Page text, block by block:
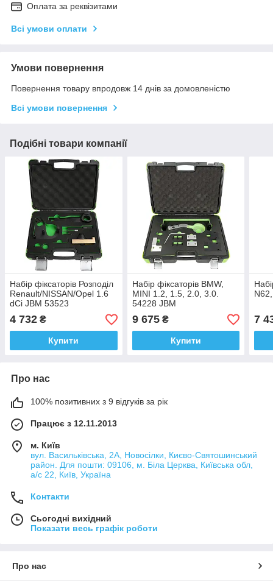
Оплата за реквізитами
Всі умови оплати
Умови повернення
Повернення товару впродовж 14 днів за домовленістю
Всі умови повернення
Подібні товари компанії
Набір фіксаторів Розподіл
Renault/NISSAN/Opel 1.6
dCi JBM 53523
4 732 ₴
Купити
Набір фіксаторів BMW,
MINI 1.2, 1.5, 2.0, 3.0.
54228 JBM
9 675₴
Купити
7
Про нас
100% позитивних з 9 відгуків за рік
Працює з 12.11.2013
м. Київ
вул. Васильківська, 2А, Новосілки, Києво-Святошинський
район. Для пошти: 09106, м. Біла Церква, Київська обл,
а/с 22, Київ, Україна
Контакти
Сьогодні вихідний
Показати весь графік роботи
Про нас